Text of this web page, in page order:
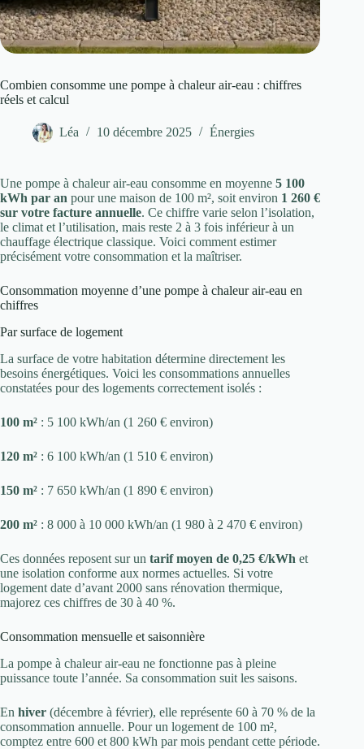
Combien consomme une pompe à chaleur air-eau : chiffres
réels et calcul
Léa 10 décembre 2025 Énergies
Une pompe à chaleur air-eau consomme en moyenne 5 100
kWh par an pour une maison de 100 m², soit environ 1 260 €
sur votre facture annuelle. Ce chiffre varie selon l’isolation,
le climat et l’utilisation, mais reste 2 à 3 fois inférieur à un
chauffage électrique classique. Voici comment estimer
précisément votre consommation et la maîtriser.
Consommation moyenne d’une pompe à chaleur air-eau en
chiffres
Par surface de logement
La surface de votre habitation détermine directement les
besoins énergétiques. Voici les consommations annuelles
constatées pour des logements correctement isolés :
100 m² : 5 100 kWh/an (1 260 € environ)
120 m² : 6 100 kWh/an (1 510 € environ)
150 m² : 7 650 kWh/an (1 890 € environ)
200 m² : 8 000 à 10 000 kWh/an (1 980 à 2 470 € environ)
Ces données reposent sur un tarif moyen de 0,25 €/kWh et
une isolation conforme aux normes actuelles. Si votre
logement date d’avant 2000 sans rénovation thermique,
majorez ces chiffres de 30 à 40 %.
Consommation mensuelle et saisonnière
La pompe à chaleur air-eau ne fonctionne pas à pleine
puissance toute l’année. Sa consommation suit les saisons.
En hiver (décembre à février), elle représente 60 à 70 % de la
consommation annuelle. Pour un logement de 100 m²,
comptez entre 600 et 800 kWh par mois pendant cette période.